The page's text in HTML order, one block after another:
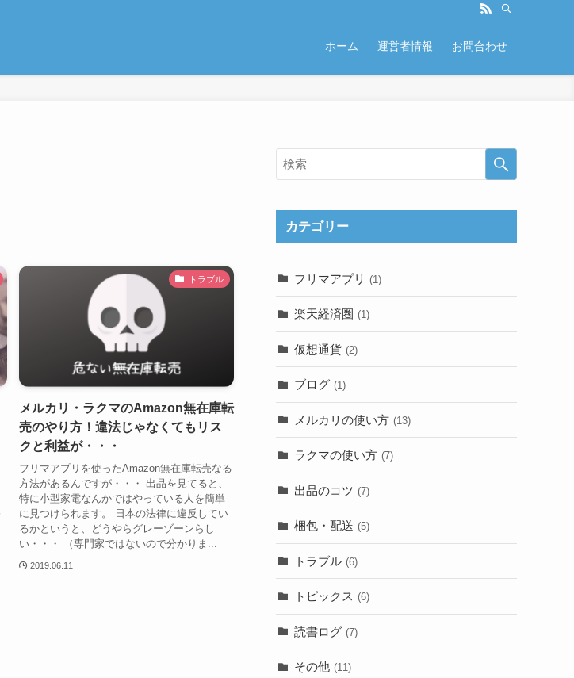
ホーム 運営者情報 お問合わせ
トラブル
メルカリ・ラクマのAmazon無在庫転
売のやり方！違法じゃなくてもリス
クと利益が・・・
フリマアプリを使ったAmazon無在庫転売なる
方法があるんですが・・・ 出品を見てると、
特に小型家電なんかではやっている人を簡単
に見つけられます。 日本の法律に違反してい
るかというと、どうやらグレーゾーンらし
い・・・ （専門家ではないので分かりま...
2019.06.11
カテゴリー
フリマアプリ (1)
楽天経済圏 (1)
仮想通貨 (2)
ブログ (1)
メルカリの使い方 (13)
ラクマの使い方 (7)
出品のコツ (7)
梱包・配送 (5)
トラブル (6)
トピックス (6)
読書ログ (7)
その他 (11)